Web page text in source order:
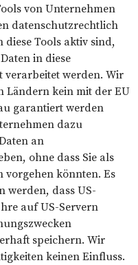
von Unternehmen
datenschutzrechtlich
Tools aktiv sind,
in diese
werden. Wir
Ländern kein mit der EU
garantiert werden
dazu
an
ohne dass Sie als
könnten. Es
werden, dass US-
auf US-Servern
speichern. Wir
keinen Einfluss.